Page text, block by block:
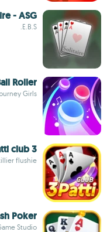
- ASG
E.B.S.
Roller
Girls
3 Patti club
flushie
Poker
Studio